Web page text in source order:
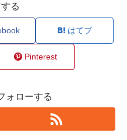
る
はてブ
Pinterest
ォローする